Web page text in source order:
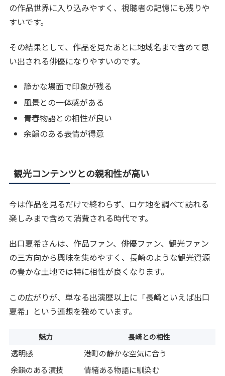
の作品世界に入り込みやすく、視聴者の記憶にも残りや
すいです。
その結果として、作品を見たあとに地域名まで含めて思
い出される俳優になりやすいのです。
静かな場面で印象が残る
風景との一体感がある
青春物語との相性が良い
余韻のある表情が得意
観光コンテンツとの親和性が高い
今は作品を見るだけで終わらず、ロケ地を調べて訪れる
楽しみまで含めて消費される時代です。
出口夏希さんは、作品ファン、俳優ファン、観光ファン
の三方向から興味を集めやすく、長崎のような観光資源
の豊かな土地では特に相性が良くなります。
この広がりが、単なる出演歴以上に「長崎といえば出口
夏希」という連想を強めています。
魅力 長崎との相性
透明感
港町の静かな空気に合う
余韻のある演技
情緒ある物語に馴染む